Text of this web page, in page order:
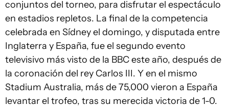
conjuntos del torneo, para disfrutar el espectáculo
en estadios repletos. La final de la competencia
celebrada en Sídney el domingo, y disputada entre
Inglaterra y España, fue el segundo evento
televisivo más visto de la BBC este año, después de
la coronación del rey Carlos III. Y en el mismo
Stadium Australia, más de 75,000 vieron a España
levantar el trofeo, tras su merecida victoria de 1-0.